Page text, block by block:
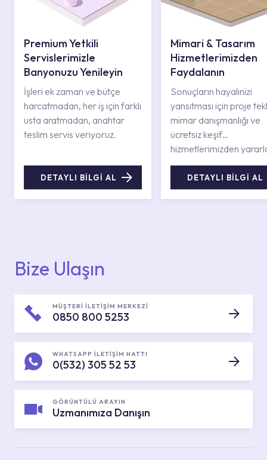
Premium Yetkili
Servislerimizle
Banyonuzu Yenileyin
İşleri ek zaman ve bütçe
harcatmadan, her iş için farklı
usta aratmadan, anahtar
teslim servis veriyoruz.
DETAYLI BİLGİ AL
Mimari & Tasarım
Hizmetlerimizden
Faydalanın
Sonuçların hayalinizi
yansıtması için proje
mimar danışmanlığı ve
ücretsiz keşif
hizmetlerimizden
DETAYLI BİLGİ AL
Bize Ulaşın
MÜŞTERİ İLETİŞİM MERKEZİ
0850 800 5253
WHATSAPP İLETİŞİM HATTI
0(532) 305 52 53
GÖRÜNTÜLÜ ARAYIN
Uzmanımıza Danışın